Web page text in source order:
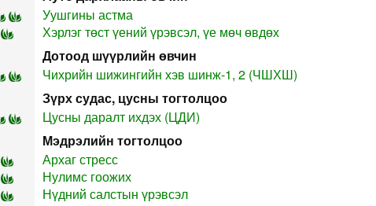
Уушгины астма
Хэрлэг төст үений үрэвсэл, үе мөч өвдөх
Дотоод шүүрлийн өвчин
Чихрийн шижингийн хэв шинж-1, 2 (ЧШХШ)
Зүрх судас, цусны тогтолцоо
Цусны даралт ихдэх (ЦДИ)
Мэдрэлийн тогтолцоо
Архаг стресс
Нулимс гоожих
Нүдний салстын үрэвсэл